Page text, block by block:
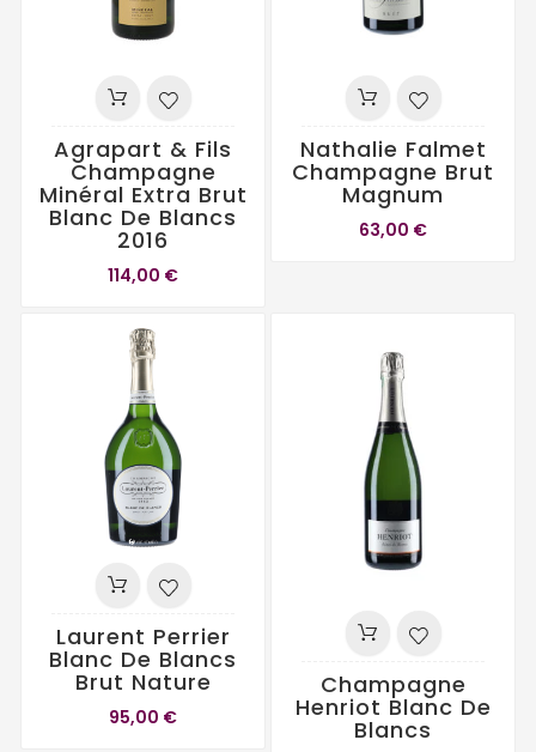
Agrapart & Fils
Champagne
Minéral Extra Brut
Blanc De Blancs
2016
114,00 €
Nathalie Falmet
Champagne Brut
Magnum
63,00 €
Laurent Perrier
Blanc De Blancs
Brut Nature
95,00 €
Champagne
Henriot Blanc De
Blancs